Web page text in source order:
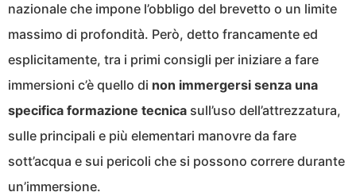
nazionale che impone l’obbligo del brevetto o un limite
massimo di profondità. Però, detto francamente ed
esplicitamente, tra i primi consigli per iniziare a fare
immersioni c’è quello di non immergersi senza una
specifica formazione tecnica sull’uso dell’attrezzatura,
sulle principali e più elementari manovre da fare
sott’acqua e sui pericoli che si possono correre durante
un’immersione.